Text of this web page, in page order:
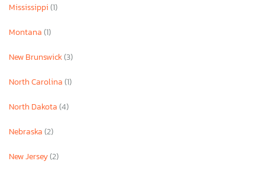
Mississippi(1)
Montana(1)
New Brunswick(3)
North Carolina(1)
North Dakota(4)
Nebraska(2)
New Jersey(2)